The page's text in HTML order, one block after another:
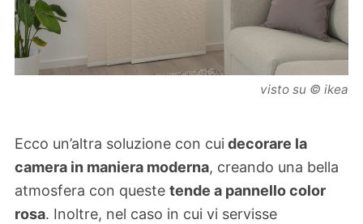
visto su © ikea
Ecco un’altra soluzione con cui decorare la
camera in maniera moderna, creando una bella
atmosfera con queste tende a pannello color
rosa. Inoltre, nel caso in cui vi servisse